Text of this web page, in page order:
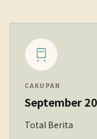
CAKUPAN
September
Total Berita